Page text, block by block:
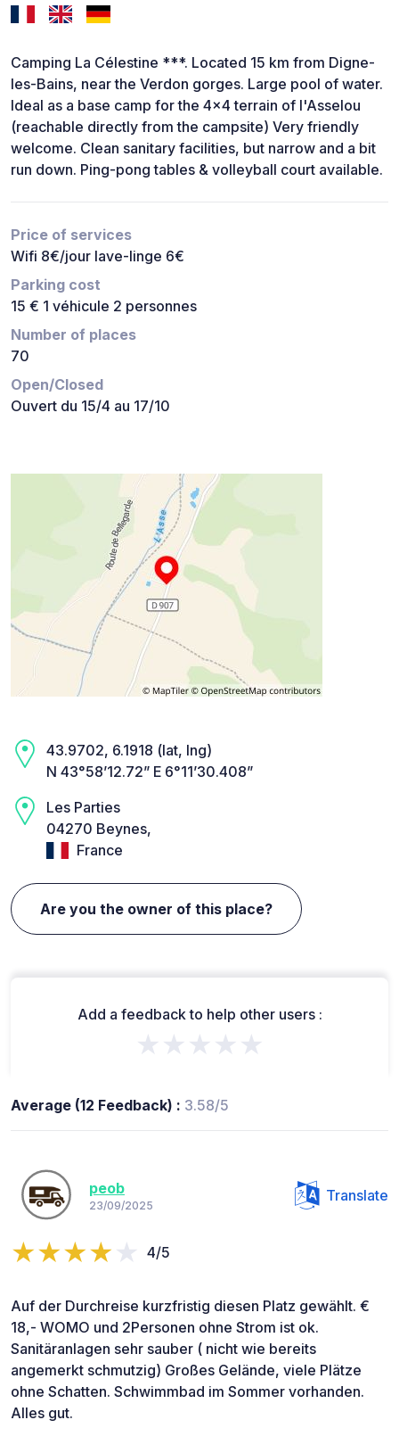
Camping La Célestine ***. Located 15 km from Digne-
les-Bains, near the Verdon gorges. Large pool of water.
Ideal as a base camp for the 4x4 terrain of l'Asselou
(reachable directly from the campsite) Very friendly
welcome. Clean sanitary facilities, but narrow and a bit
run down. Ping-pong tables & volleyball court available.
Price of services
Wifi 8€/jour lave-linge 6€
Parking cost
15 € 1 véhicule 2 personnes
Number of places
70
Open/Closed
Ouvert du 15/4 au 17/10
43.9702, 6.1918 (lat, lng)
N 43°58’12.72” E 6°11’30.408”
Les Parties
04270 Beynes,
France
Are you the owner of this place?
Add a feedback to help other users :
★★★★★
Average (12 Feedback) : 3.58/5
peob
23/09/2025
Translate
4/5
Auf der Durchreise kurzfristig diesen Platz gewählt. €
18,- WOMO und 2Personen ohne Strom ist ok.
Sanitäranlagen sehr sauber ( nicht wie bereits
angemerkt schmutzig) Großes Gelände, viele Plätze
ohne Schatten. Schwimmbad im Sommer vorhanden.
Alles gut.